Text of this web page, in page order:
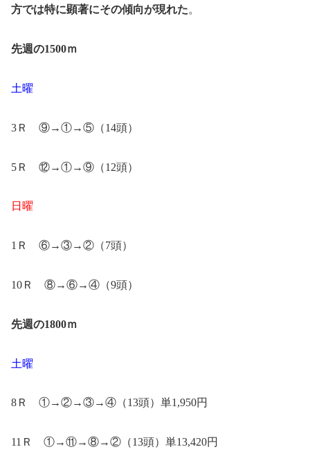
方では特に顕著にその傾向が現れた。
先週の1500ｍ
土曜
3Ｒ ⑨→①→⑤（14頭）
5Ｒ ⑫→①→⑨（12頭）
日曜
1Ｒ ⑥→③→②（7頭）
10Ｒ ⑧→⑥→④（9頭）
先週の1800ｍ
土曜
8Ｒ ①→②→③→④（13頭）単1,950円
11Ｒ ①→⑪→⑧→②（13頭）単13,420円